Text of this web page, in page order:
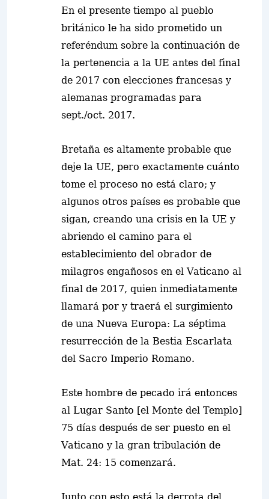
En el presente tiempo al pueblo
británico le ha sido prometido un
referéndum sobre la continuación de
la pertenencia a la UE antes del final
de 2017 con elecciones francesas y
alemanas programadas para
sept./oct. 2017.
Bretaña es altamente probable que
deje la UE, pero exactamente cuánto
tome el proceso no está claro; y
algunos otros países es probable que
sigan, creando una crisis en la UE y
abriendo el camino para el
establecimiento del obrador de
milagros engañosos en el Vaticano al
final de 2017, quien inmediatamente
llamará por y traerá el surgimiento
de una Nueva Europa: La séptima
resurrección de la Bestia Escarlata
del Sacro Imperio Romano.
Este hombre de pecado irá entonces
al Lugar Santo [el Monte del Templo]
75 días después de ser puesto en el
Vaticano y la gran tribulación de
Mat. 24: 15 comenzará.